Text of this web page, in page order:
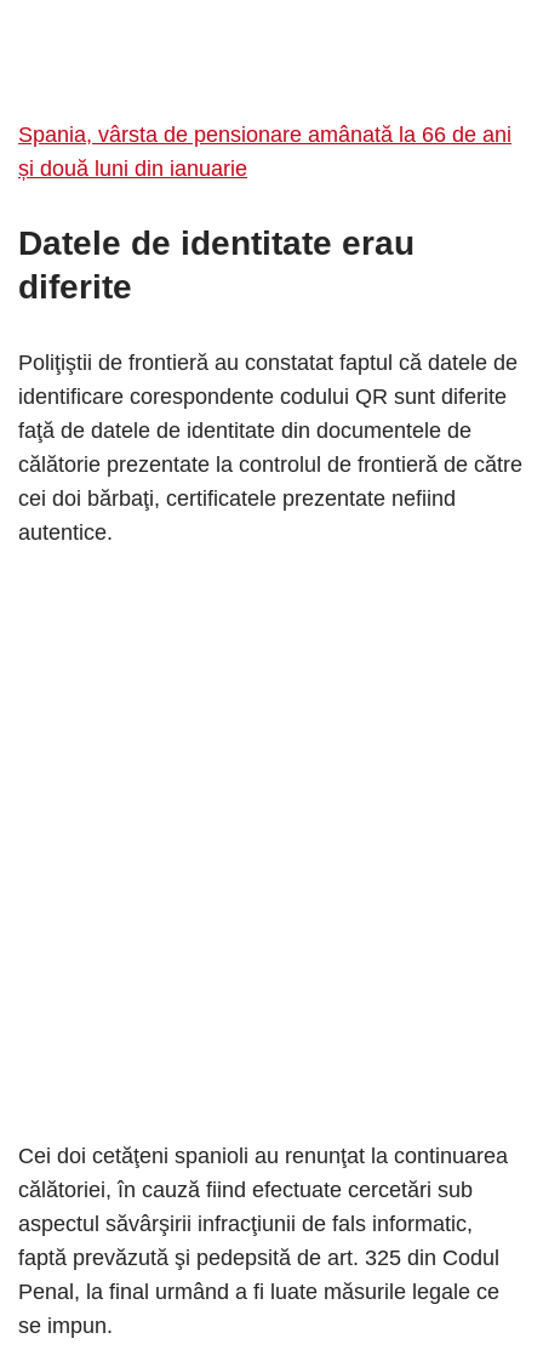
Spania, vârsta de pensionare amânată la 66 de ani
și două luni din ianuarie
Datele de identitate erau
diferite
Poliţiştii de frontieră au constatat faptul că datele de
identificare corespondente codului QR sunt diferite
faţă de datele de identitate din documentele de
călătorie prezentate la controlul de frontieră de către
cei doi bărbaţi, certificatele prezentate nefiind
autentice.
Cei doi cetăţeni spanioli au renunţat la continuarea
călătoriei, în cauză fiind efectuate cercetări sub
aspectul săvârşirii infracţiunii de fals informatic,
faptă prevăzută şi pedepsită de art. 325 din Codul
Penal, la final urmând a fi luate măsurile legale ce
se impun.